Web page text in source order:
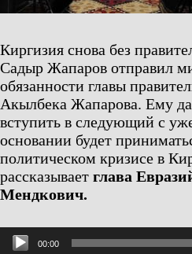
Киргизия снова без
Садыр Жапаров отправил
обязанности главы
Акылбека Жапарова. Ему
вступить в следующий с
основании будет
политическом кризисе в
рассказывает глава
Мендкович.
Аудиоплеер
00:00